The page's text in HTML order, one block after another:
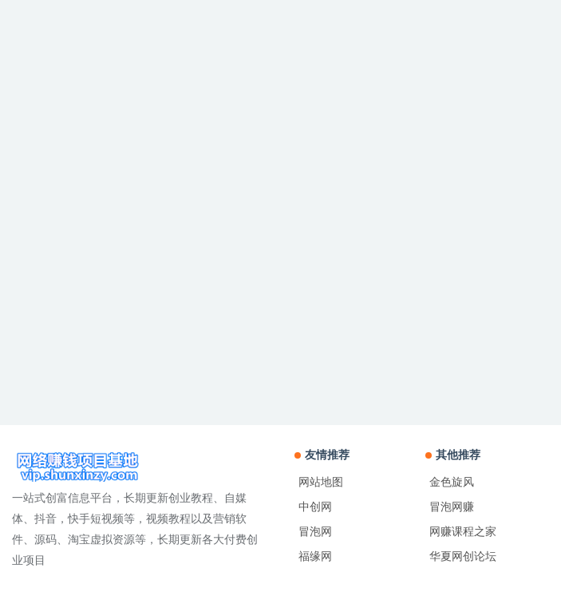
一站式创富信息平台，长期更新创业教程、自媒
体、抖音，快手短视频等，视频教程以及营销软
件、源码、淘宝虚拟资源等，长期更新各大付费创
业项目
友情推荐
网站地图
中创网
冒泡网
福缘网
其他推荐
金色旋风
冒泡网赚
网赚课程之家
华夏网创论坛